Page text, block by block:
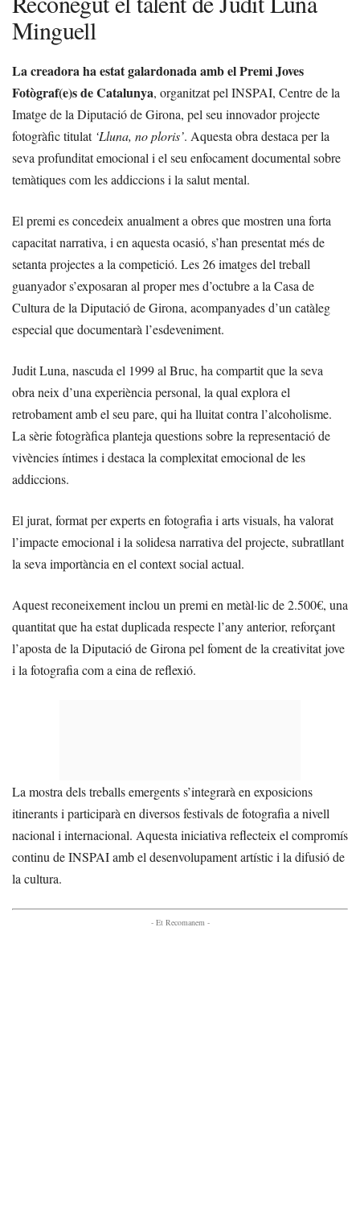
Minguell
La creadora ha estat galardonada amb el Premi Joves
Fotògraf(e)s de Catalunya, organitzat pel INSPAI, Centre de la
Imatge de la Diputació de Girona, pel seu innovador projecte
fotogràfic titulat ‘Lluna, no ploris’. Aquesta obra destaca per la
seva profunditat emocional i el seu enfocament documental sobre
temàtiques com les addiccions i la salut mental.
El premi es concedeix anualment a obres que mostren una forta
capacitat narrativa, i en aquesta ocasió, s’han presentat més de
setanta projectes a la competició. Les 26 imatges del treball
guanyador s’exposaran al proper mes d’octubre a la Casa de
Cultura de la Diputació de Girona, acompanyades d’un catàleg
especial que documentarà l’esdeveniment.
Judit Luna, nascuda el 1999 al Bruc, ha compartit que la seva
obra neix d’una experiència personal, la qual explora el
retrobament amb el seu pare, qui ha lluitat contra l’alcoholisme.
La sèrie fotogràfica planteja questions sobre la representació de
vivències íntimes i destaca la complexitat emocional de les
addiccions.
El jurat, format per experts en fotografia i arts visuals, ha valorat
l’impacte emocional i la solidesa narrativa del projecte, subratllant
la seva importància en el context social actual.
Aquest reconeixement inclou un premi en metàl·lic de 2.500€, una
quantitat que ha estat duplicada respecte l’any anterior, reforçant
l’aposta de la Diputació de Girona pel foment de la creativitat jove
i la fotografia com a eina de reflexió.
La mostra dels treballs emergents s’integrarà en exposicions
itinerants i participarà en diversos festivals de fotografia a nivell
nacional i internacional. Aquesta iniciativa reflecteix el compromís
continu de INSPAI amb el desenvolupament artístic i la difusió de
la cultura.
- Et Recomanem -